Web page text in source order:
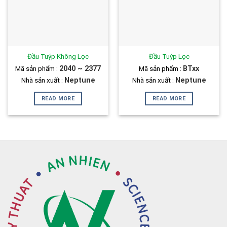
Đầu Tuýp Không Lọc
Mã sản phẩm : 2040 ~ 2377
Nhà sản xuất : Neptune
READ MORE
Đầu Tuýp Lọc
Mã sản phẩm : BTxx
Nhà sản xuất : Neptune
READ MORE